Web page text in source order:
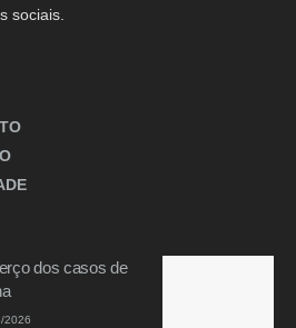
sociais.
dos casos de
2026